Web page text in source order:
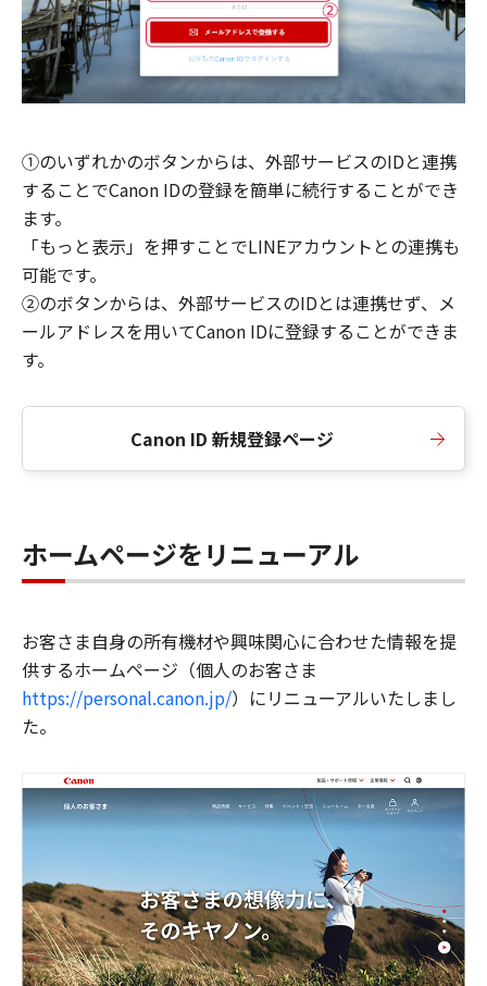
①のいずれかのボタンからは、外部サービスのIDと連携
することでCanon IDの登録を簡単に続行することができ
ます。
「もっと表示」を押すことでLINEアカウントとの連携も
可能です。
②のボタンからは、外部サービスのIDとは連携せず、メ
ールアドレスを用いてCanon IDに登録することができま
す。
Canon ID 新規登録ページ
ホームページをリニューアル
お客さま自身の所有機材や興味関心に合わせた情報を提
供するホームページ（個人のお客さま
https://personal.canon.jp/）にリニューアルいたしまし
た。